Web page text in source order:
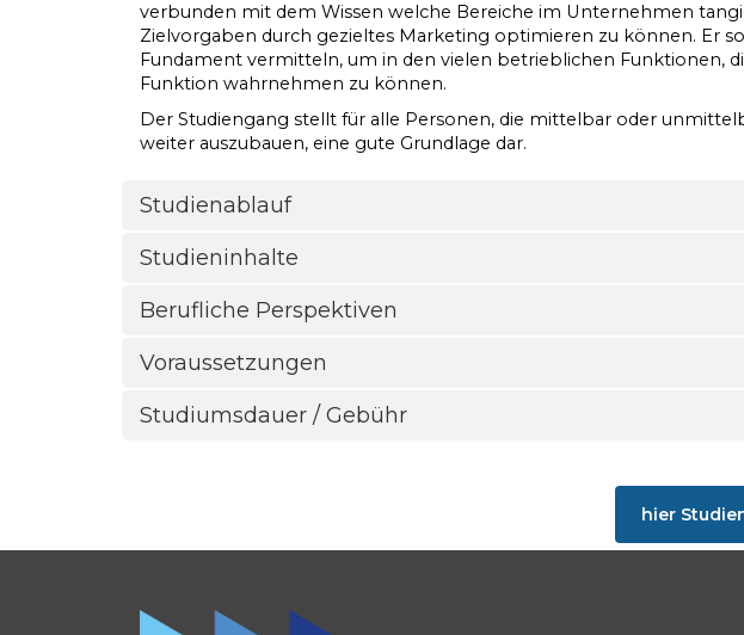
verbunden mit dem Wissen welche Bereiche im Unternehmen
Zielvorgaben durch gezieltes Marketing optimieren zu können. Er
Fundament vermitteln, um in den vielen betrieblichen Funktionen,
Funktion wahrnehmen zu können.
Der Studiengang stellt für alle Personen, die mittelbar oder
weiter auszubauen, eine gute Grundlage dar.
Studienablauf
Studieninhalte
Berufliche Perspektiven
Voraussetzungen
Studiumsdauer / Gebühr
hier